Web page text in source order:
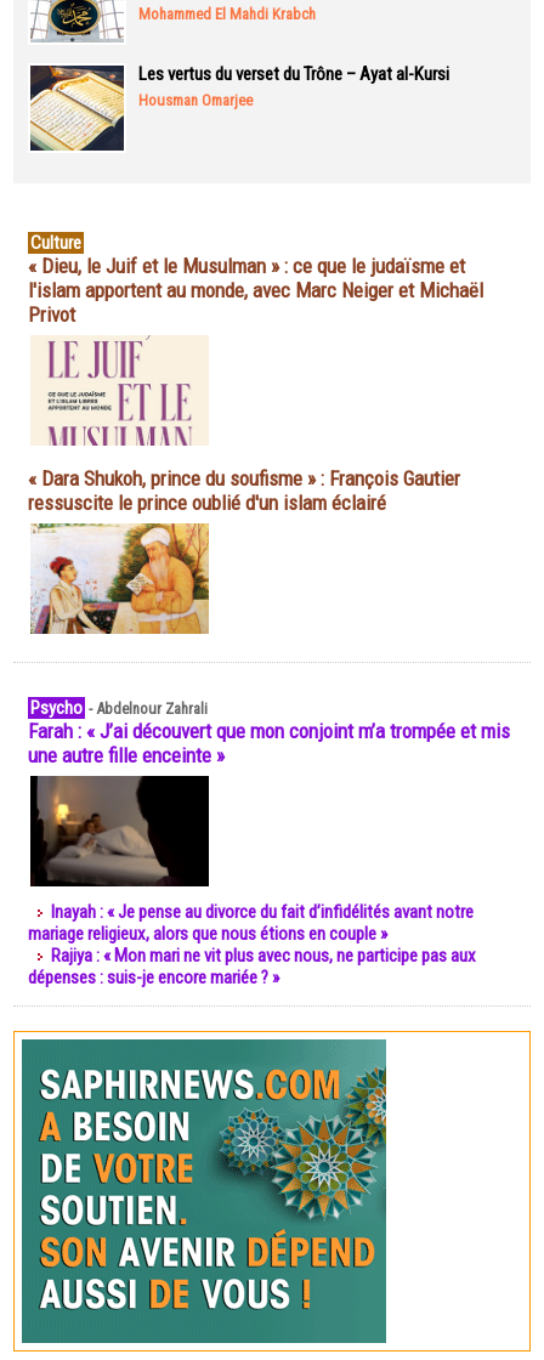
Mohammed El Mahdi Krabch
Les vertus du verset du Trône – Ayat al-Kursi
Housman Omarjee
Culture
« Dieu, le Juif et le Musulman » : ce que le judaïsme et
l'islam apportent au monde, avec Marc Neiger et Michaël
Privot
« Dara Shukoh, prince du soufisme » : François Gautier
ressuscite le prince oublié d'un islam éclairé
Psycho -Abdelnour Zahrali
Farah : « J’ai découvert que mon conjoint m’a trompée et mis
une autre fille enceinte »
Inayah : « Je pense au divorce du fait d’infidélités avant notre
mariage religieux, alors que nous étions en couple »
Rajiya : « Mon mari ne vit plus avec nous, ne participe pas aux
dépenses : suis-je encore mariée ? »